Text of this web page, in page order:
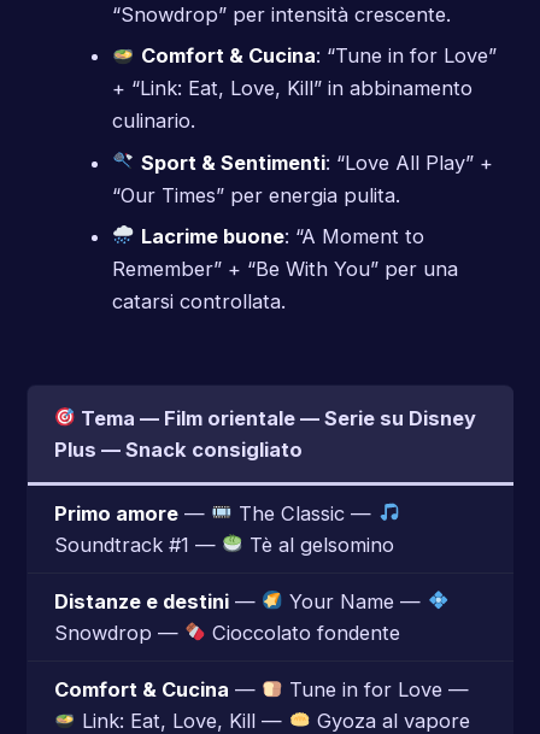
“Snowdrop” per intensità crescente.
Comfort & Cucina: “Tune in for Love”
+ “Link: Eat, Love, Kill” in abbinamento
culinario.
Sport & Sentimenti: “Love All Play” +
“Our Times” per energia pulita.
Lacrime buone: “A Moment to
Remember” + “Be With You” per una
catarsi controllata.
Tema — Film orientale — Serie su Disney
Plus — Snack consigliato
Primo amore—
The Classic —
Soundtrack #1 —
Tè al gelsomino
Distanze e destini—
Your Name —
Snowdrop —
Cioccolato fondente
Comfort & Cucina —
Tune in for Love —
Link: Eat, Love, Kill —
Gyoza al vapore